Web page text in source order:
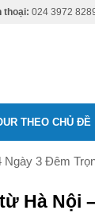
thoại: 024 3972
THEO CHỦ ĐỀ
Ngày 3 Đêm
Hà Nội